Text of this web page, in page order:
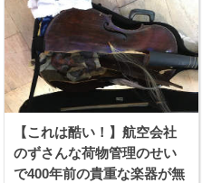
【これは酷い！】航空会社
のずさんな荷物管理のせい
で400年前の貴重な楽器が無